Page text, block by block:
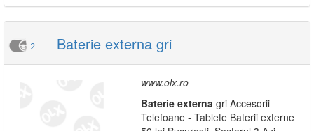
2 Baterie externa gri
www.olx.ro
Baterie externa gri Accesorii
Telefoane - Tablete Baterii externe